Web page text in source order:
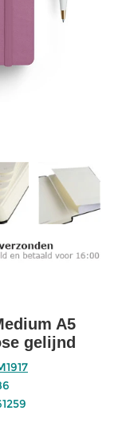
A5
gelijnd